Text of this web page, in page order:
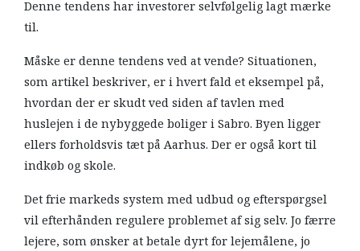
Denne tendens har investorer selvfølgelig lagt mærke
til.
Måske er denne tendens ved at vende? Situationen,
som artikel beskriver, er i hvert fald et eksempel på,
hvordan der er skudt ved siden af tavlen med
huslejen i de nybyggede boliger i Sabro. Byen ligger
ellers forholdsvis tæt på Aarhus. Der er også kort til
indkøb og skole.
Det frie markeds system med udbud og efterspørgsel
vil efterhånden regulere problemet af sig selv. Jo færre
lejere, som ønsker at betale dyrt for lejemålene, jo